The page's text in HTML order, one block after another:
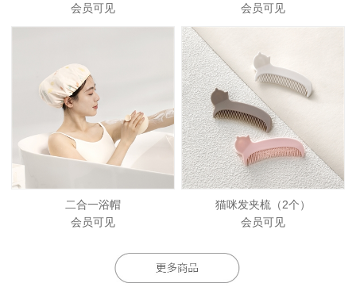
会员可见
会员可见
二合一浴帽
会员可见
猫咪发夹梳（2个）
会员可见